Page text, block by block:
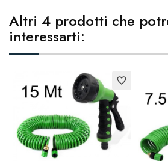
Altri 4 prodotti che
interessarti:
favorite_border